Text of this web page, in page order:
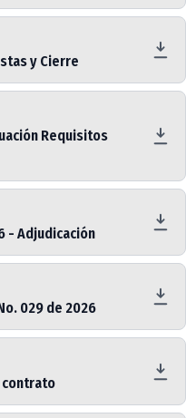
y Cierre
Requisitos
- Adjudicación
029 de 2026
contrato